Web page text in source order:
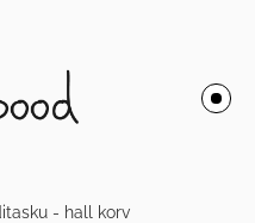
- hall korv